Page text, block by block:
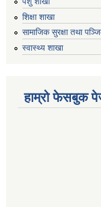
शिक्षा शाखा
सामाजिक सुरक्षा तथा
स्वास्थ्य शाखा
हाम्रो फेसबुक